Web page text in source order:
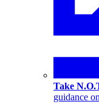
Take
guidance